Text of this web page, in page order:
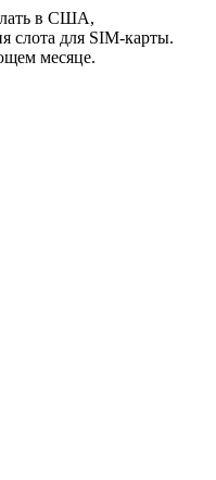
в США,
слота для SIM-карты.
месяце.